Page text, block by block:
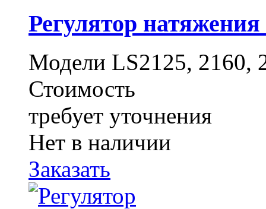
Регулятор
Модели LS2125, 2160,
Стоимость
требует уточнения
Нет в наличии
Заказать